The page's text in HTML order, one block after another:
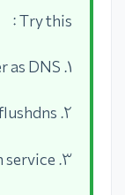
Try this :
1. Don't point local server as DNS
2. Run ipconfig /flushdns
3. Restart the netlogon service